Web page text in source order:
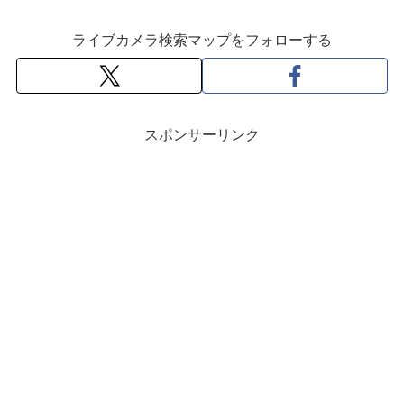
ライブカメラ検索マップをフォローする
スポンサーリンク